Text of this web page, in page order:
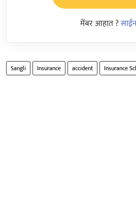
मेंबर आहात ?
Sangli Insurance accident Insurance